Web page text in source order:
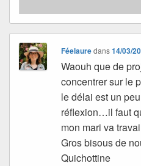
Féelauredans14/03/
Waouh que de
concentrer sur le
le délai est un
réflexion…il faut
mon mari va
Gros bisous de
Quichottine